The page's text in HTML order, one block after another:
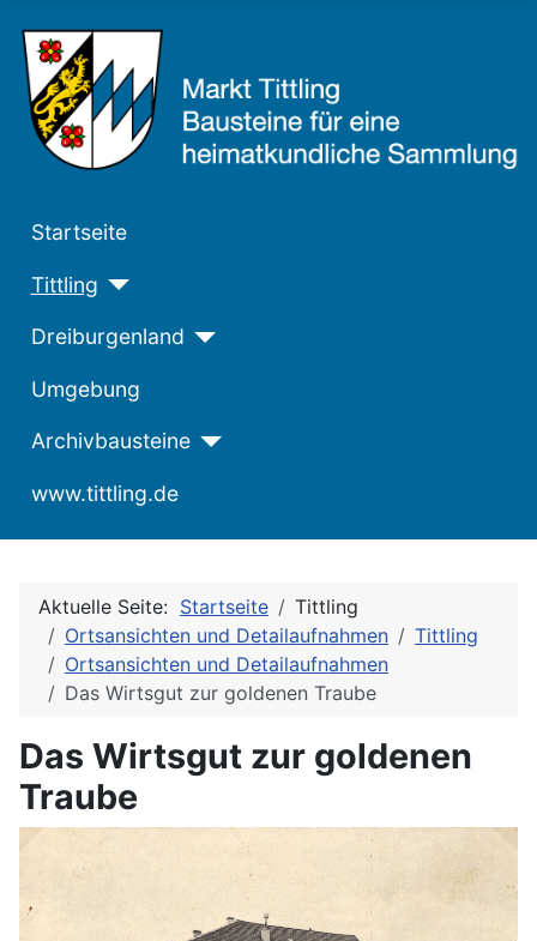
Startseite
Tittling
Dreiburgenland
Umgebung
Archivbausteine
www.tittling.de
Aktuelle Seite: Startseite
Tittling
Ortsansichten und Detailaufnahmen
Tittling
Ortsansichten und Detailaufnahmen
Das Wirtsgut zur goldenen Traube
Das Wirtsgut zur goldenen
Traube